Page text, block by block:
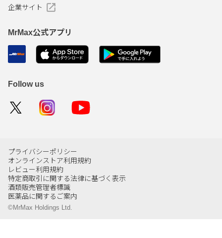
企業サイト
MrMax公式アプリ
Follow us
プライバシーポリシー
オンラインストア利用規約
レビュー利用規約
特定商取引に関する法律に基づく表示
酒類販売管理者標識
医薬品に関するご案内
©MrMax Holdings Ltd.